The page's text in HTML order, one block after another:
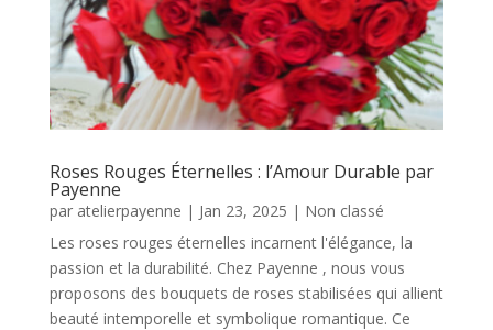
Roses Rouges Éternelles : l’Amour Durable par
Payenne
par atelierpayenne | Jan 23, 2025 | Non classé
Les roses rouges éternelles incarnent l'élégance, la
passion et la durabilité. Chez Payenne , nous vous
proposons des bouquets de roses stabilisées qui allient
beauté intemporelle et symbolique romantique. Ce